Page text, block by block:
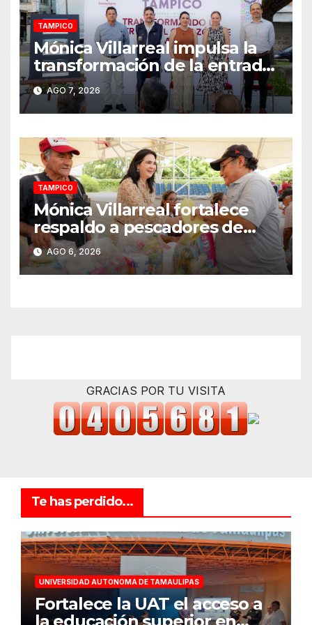
TAMPICO
Mónica Villarreal impulsa la
transformación de la entrada
al Centro Histórico de
Tampico
AGO 7, 2026
TAMPICO
Mónica Villarreal fortalece
respaldo a pescadores de
Tampico durante temporada
de veda
AGO 6, 2026
GRACIAS POR TU VISITA
Te has perdido...
UNIVERSIDAD AUTONOMA DE TAMAULIPAS
Fortalece la UAT el acceso a
la educación superior en